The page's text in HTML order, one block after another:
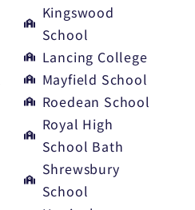
Kingswood
School
Lancing College
Mayfield School
Roedean School
Royal High
School Bath
Shrewsbury
School